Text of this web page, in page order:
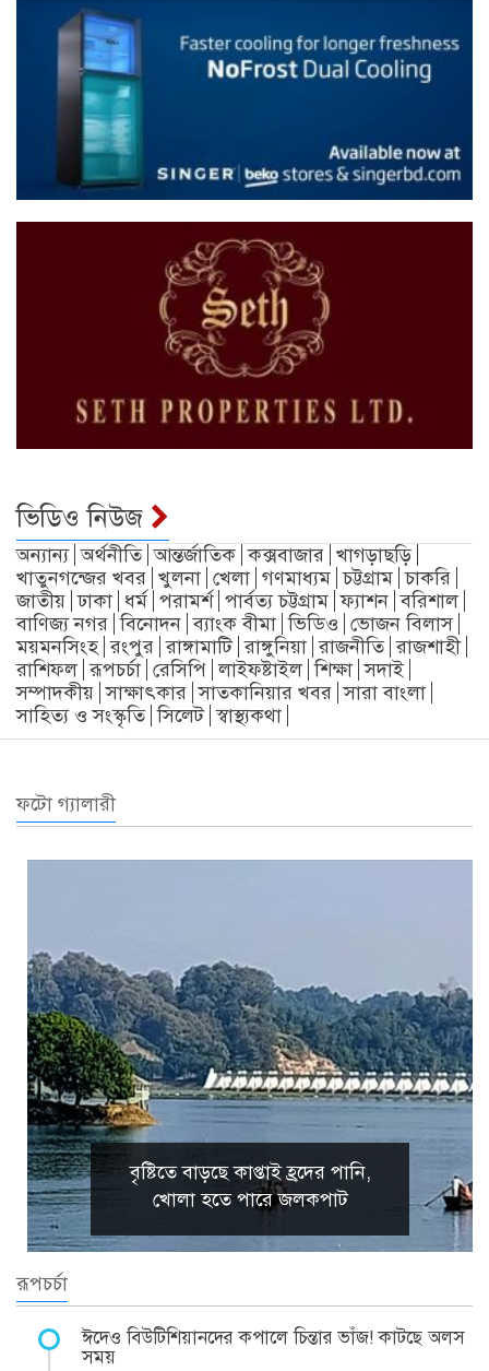
ভিডিও নিউজ
অন্যান্য অর্থনীতি আন্তর্জাতিক কক্সবাজার খাগড়াছড়ি
খাতুনগন্জের খবর খুলনা খেলা গণমাধ্যম চট্টগ্রাম চাকরি
জাতীয় ঢাকা ধর্ম পরামর্শ পার্বত্য চট্টগ্রাম ফ্যাশন বরিশাল
বাণিজ্য নগর বিনোদন ব্যাংক বীমা ভিডিও ভোজন বিলাস
ময়মনসিংহ রংপুর রাঙ্গামাটি রাঙ্গুনিয়া রাজনীতি রাজশাহী
রাশিফল রূপচর্চা রেসিপি লাইফষ্টাইল শিক্ষা সদাই
সম্পাদকীয় সাক্ষাৎকার সাতকানিয়ার খবর সারা বাংলা
সাহিত্য ও সংস্কৃতি সিলেট স্বাস্থ্যকথা
ফটো গ্যালারী
বৃষ্টিতে বাড়ছে কাপ্তাই হ্রদের পানি,
খোলা হতে পারে জলকপাট
রূপচর্চা
ঈদেও বিউটিশিয়ানদের কপালে চিন্তার ভাঁজ! কাটছে অলস
সময়